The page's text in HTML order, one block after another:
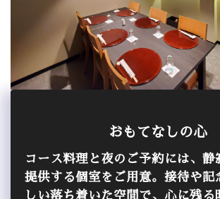
おもてなしの心
コース料理と夜のご予約には、静
提供する個室をご用意。接待や記
しい落ち着いた空間で、心に残る